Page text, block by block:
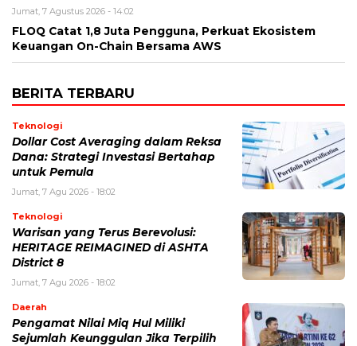
Jumat, 7 Agustus 2026 - 14:02
FLOQ Catat 1,8 Juta Pengguna, Perkuat Ekosistem
Keuangan On-Chain Bersama AWS
BERITA TERBARU
Teknologi
Dollar Cost Averaging dalam Reksa
Dana: Strategi Investasi Bertahap
untuk Pemula
Jumat, 7 Agu 2026 - 18:02
Teknologi
Warisan yang Terus Berevolusi:
HERITAGE REIMAGINED di ASHTA
District 8
Jumat, 7 Agu 2026 - 18:02
Daerah
Pengamat Nilai Miq Hul Miliki
Sejumlah Keunggulan Jika Terpilih